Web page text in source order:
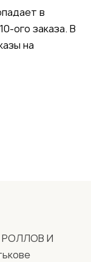
в
ого заказа. В
на
И